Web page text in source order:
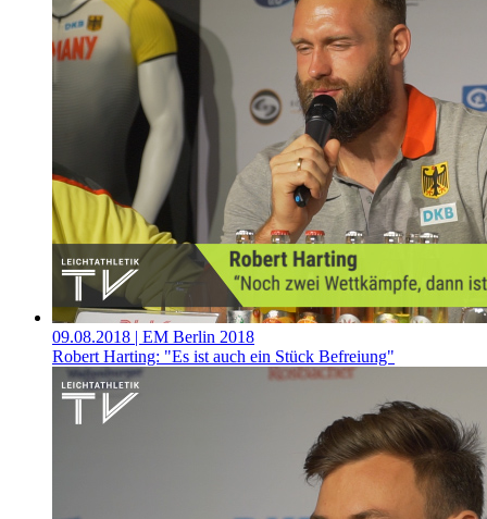
09.08.2018 | EM Berlin 2018
Robert Harting: "Es ist auch ein Stück Befreiung"